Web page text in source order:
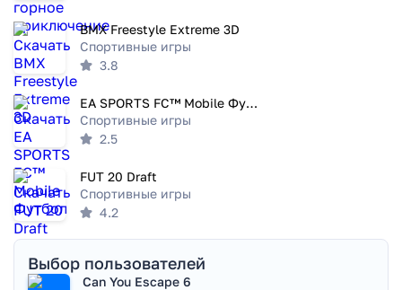
BMX Freestyle Extreme 3D
Спортивные игры
3.8
EA SPORTS FC™ Mobile Футбол
Спортивные игры
2.5
FUT 20 Draft
Спортивные игры
4.2
Выбор пользователей
Can You Escape 6